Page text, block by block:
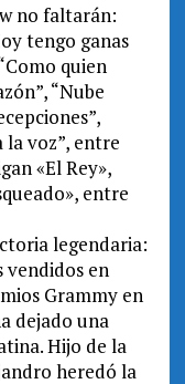
no faltarán:
tengo ganas
quien
“Nube
la voz”, entre
«El Rey»,
entre
legendaria:
vendidos en
Grammy en
dejado una
Hijo de la
heredó la